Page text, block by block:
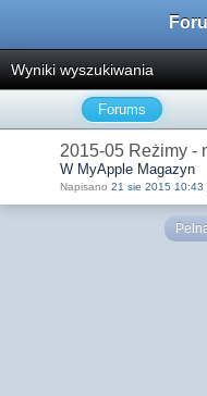
Wyniki wyszukiwania
Forums
2015-05 Reżimy -
W MyApple Magazyn
Napisano 21 sie 2015 10:43